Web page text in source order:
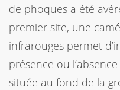
de phoques a été
premier site, une
infrarouges permet
présence ou
située au fond de la